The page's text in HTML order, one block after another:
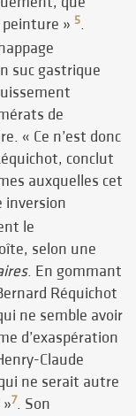
» 5.
suc gastrique
de
« Ce n’est donc
conclut
auxquelles cet
inversion
le
selon une
. En gommant
Réquichot
ne semble avoir
d’exaspération
Claude
ne serait autre
7. Son